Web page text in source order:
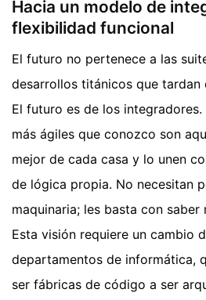
Hacia un modelo de
flexibilidad funcional
El futuro no pertenece a las
desarrollos titánicos que tardan
El futuro es de los
más ágiles que conozco son
mejor de cada casa y lo unen
de lógica propia. No necesitan
maquinaria; les basta con
Esta visión requiere un cambio
departamentos de informática,
ser fábricas de código a ser